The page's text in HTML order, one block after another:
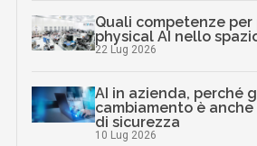
Quali competenze
physical AI nello
22 Lug 2026
AI in azienda, perché
cambiamento è
di sicurezza
10 Lug 2026